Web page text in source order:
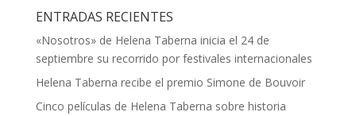
ENTRADAS RECIENTES
«Nosotros» de Helena Taberna inicia el 24 de
septiembre su recorrido por festivales internacionales
Helena Taberna recibe el premio Simone de Bouvoir
Cinco películas de Helena Taberna sobre historia